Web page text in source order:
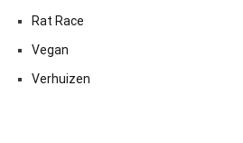
Rat Race
Vegan
Verhuizen